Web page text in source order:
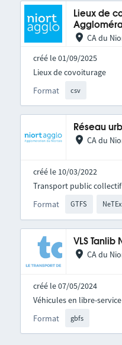
Lieux de
CA du
créé le 01/09/2025
Format csv
Lieux de covoiturage
Réseau
CA du
créé le 10/03/2022
Format GTFS NeTEx
Transport public collectif
VLS Tanlib
CA du
créé le 07/05/2024
Format gbfs
Véhicules en libre-service